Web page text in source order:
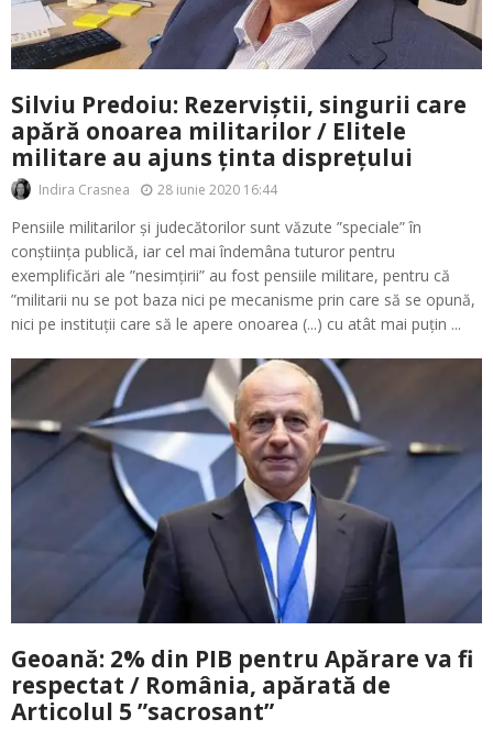
Silviu Predoiu: Rezerviștii, singurii care
apără onoarea militarilor / Elitele
militare au ajuns ținta disprețului
Indira Crasnea 28 iunie 2020 16:44
Pensiile militarilor și judecătorilor sunt văzute ”speciale” în
conștiința publică, iar cel mai îndemâna tuturor pentru
exemplificări ale ”nesimțirii” au fost pensiile militare, pentru că
”militarii nu se pot baza nici pe mecanisme prin care să se opună,
nici pe instituții care să le apere onoarea (...) cu atât mai puțin ...
Geoană: 2% din PIB pentru Apărare va fi
respectat / România, apărată de
Articolul 5 ”sacrosant”